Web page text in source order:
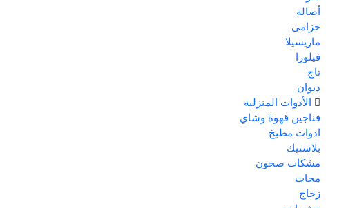
أصالة
خزامى
ماريسيلا
فيلورا
تاج
ديوان
الأدوات المنزلية
فناجين قهوة وشاي
ادوات مطبخ
بلاستيك
مشكات صحون
مجات
زجاج